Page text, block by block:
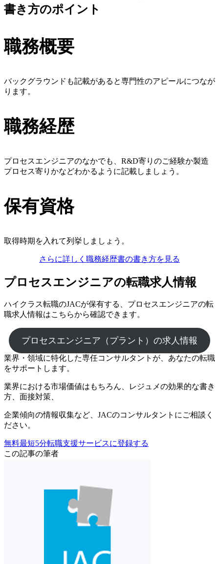
書き方のポイント
職務概要
バックグラウンドも記載があると専門性のアピールにつなが
ります。
職務経歴
プロセスエンジニアのなかでも、R&D寄りのご経験か製造
プロセス寄りかなどわかるように記載しましょう。
保有資格
取得時期を入れて列挙しましょう。
さらに詳しく職務経歴書の書き方を見る
プロセスエンジニアの転職求人情報
ハイクラス転職のJACが保有する、プロセスエンジニアの転
職求人情報はこちらから確認できます。
プロセスエンジニア（プラント）の求人情報
業界・領域に特化した専任コンサルタントが、 あなたの転職
をサポートします。
業界における市場価値はもちろん、
レジュメの効果的な書き
方、 面接対策、
企業傾向の情報収集など、 JACのコンサルタントにご相談く
ださい。
無料最短5分転職支援サービスに登録する
この記事の筆者